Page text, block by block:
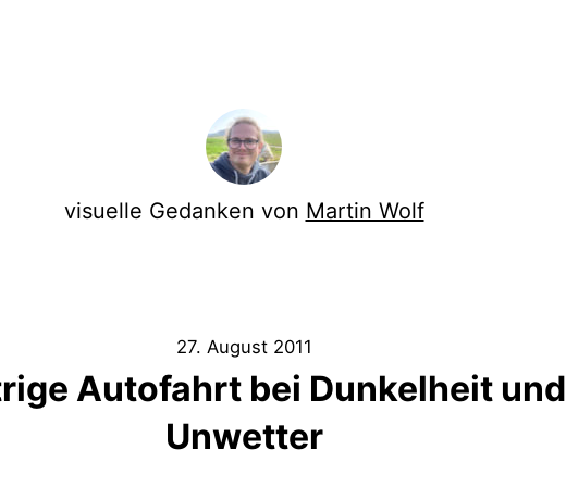
visuelle Gedanken von Martin Wolf
27. August 2011
Autofahrt bei Dunkelheit und
Unwetter